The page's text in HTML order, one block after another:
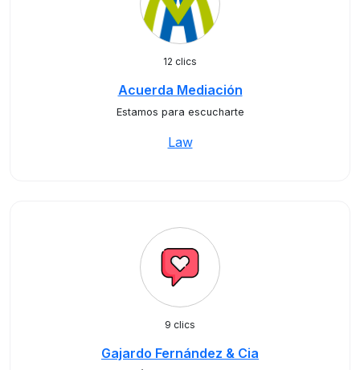
12 clics
Acuerda Mediación
Estamos para escucharte
Law
9 clics
Gajardo Fernández & Cia